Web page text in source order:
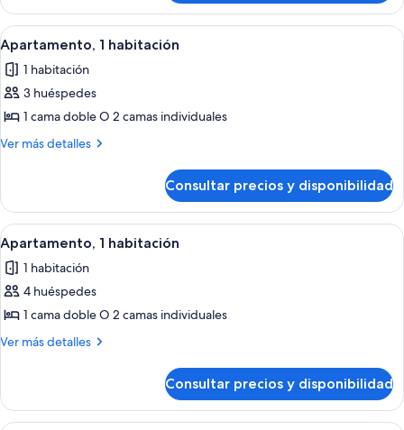
1
habitación
Abrir
todas
las
fotos
de
Apartamento,
Habitación de hotel con cama,
11
Apartamento, 1 habitación
1 habitación
3 huéspedes
1 cama doble O 2 camas individuales
Ver más detalles
Más
1
habitación
Consultar precios y disponibilidad
Abrir
todas
las
fotos
de
Apartamento,
Habitación de hotel con cama,
10
Apartamento, 1 habitación
1 habitación
4 huéspedes
1 cama doble O 2 camas individuales
Ver más detalles
Más
1
habitación
Consultar precios y disponibilidad